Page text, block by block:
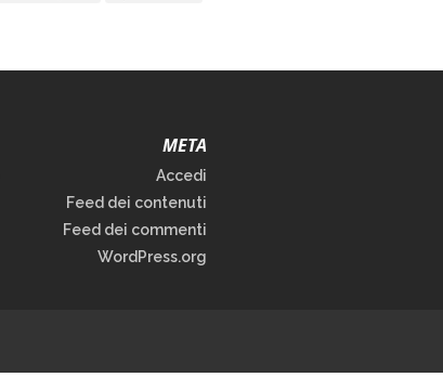
META
Accedi
Feed dei contenuti
Feed dei commenti
WordPress.org